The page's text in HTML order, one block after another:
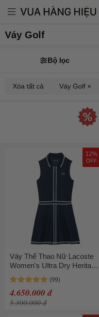
Váy Golf
Bộ lọc
Xóa tất cả Váy Golf ×
12%
OFF
Váy Thể Thao Nữ Lacoste
Women's Ultra Dry Heritage
Trim Golf Dress EF8581 52
R20 Màu Xanh Navy Size
34
4.650.000 đ
5.300.000 đ